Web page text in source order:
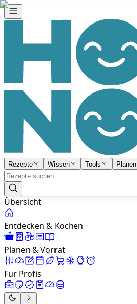
Rezepte Wissen Tools Planen
Übersicht
Entdecken & Kochen
Planen & Vorrat
Für Profis